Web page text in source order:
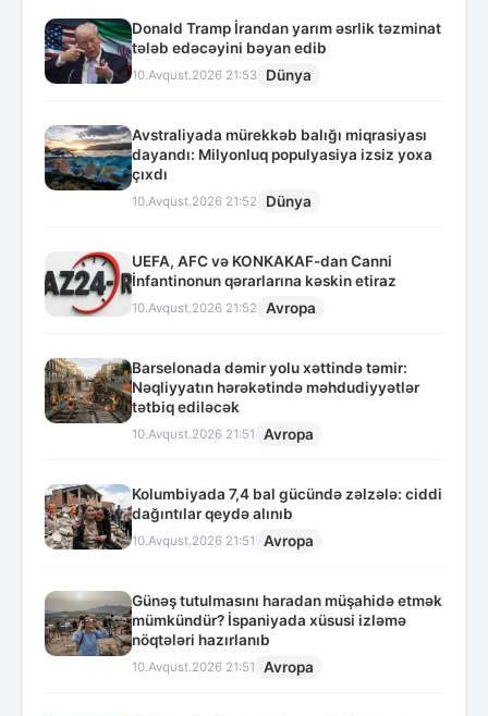
Donald Tramp İrandan yarım əsrlik təzminat
tələb edəcəyini bəyan edib
10.Avqust.2026 21:53 Dünya
Avstraliyada mürekkəb balığı miqrasiyası
dayandı: Milyonluq populyasiya izsiz yoxa
çıxdı
10.Avqust.2026 21:52 Dünya
UEFA, AFC və KONKAKAF-dan Canni
İnfantinonun qərarlarına kəskin etiraz
10.Avqust.2026 21:52 Avropa
Barselonada dəmir yolu xəttində təmir:
Nəqliyyatın hərəkətində məhdudiyyətlər
tətbiq ediləcək
10.Avqust.2026 21:51 Avropa
Kolumbiyada 7,4 bal gücündə zəlzələ: ciddi
dağıntılar qeydə alınıb
10.Avqust.2026 21:51 Avropa
Günəş tutulmasını haradan müşahidə etmək
mümkündür? İspaniyada xüsusi izləmə
nöqtələri hazırlanıb
10.Avqust.2026 21:51 Avropa